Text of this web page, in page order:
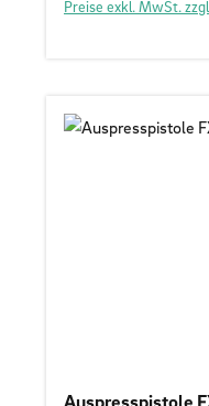
Preise exkl. MwSt.